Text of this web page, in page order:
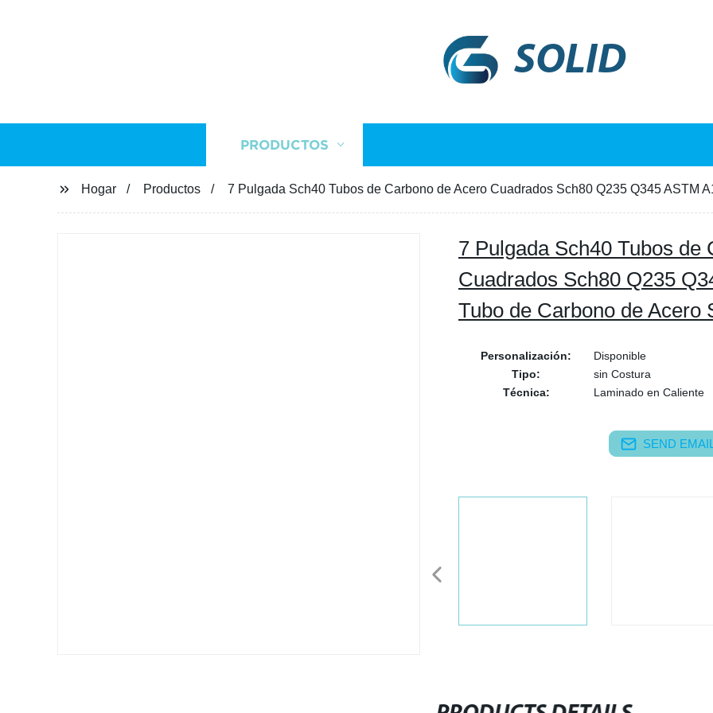
SOLID
PRODUCTOS
Hogar Productos 7 Pulgada Sch40 Tubos de Carbono de Acero Cuadrados Sch80 Q235 Q345 ASTM
7 Pulgada Sch40 Tubos de
Cuadrados Sch80 Q235
Tubo de Carbono de Acero
Personalización:
Disponible
Tipo:
sin Costura
Técnica:
Laminado en Caliente
SEND